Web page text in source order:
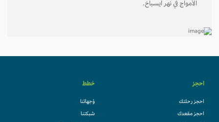
الأمواج في نهر آيسباخ.
احجز
احجز رحلتك
احجز مقعدك
خطط
وُجهاتنا
شبكتنا